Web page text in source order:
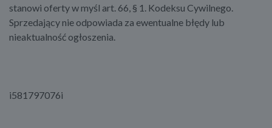
stanowi oferty w myśl art. 66, § 1. Kodeksu Cywilnego.
Sprzedający nie odpowiada za ewentualne błędy lub
nieaktualność ogłoszenia.
i581797076i